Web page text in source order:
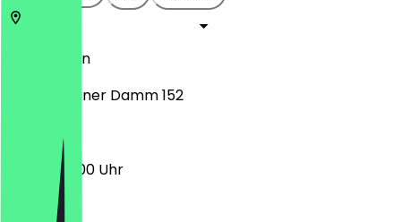
Berlin
Groß-Berliner Damm 152
06:00 - 18:00 Uhr